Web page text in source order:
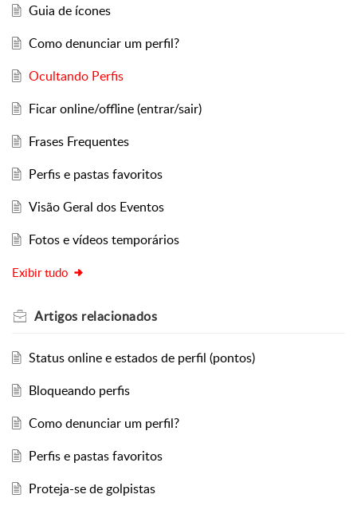
Guia de ícones
Como denunciar um perfil?
Ocultando Perfis
Ficar online/offline (entrar/sair)
Frases Frequentes
Perfis e pastas favoritos
Visão Geral dos Eventos
Fotos e vídeos temporários
Exibir tudo
Artigos relacionados
Status online e estados de perfil (pontos)
Bloqueando perfis
Como denunciar um perfil?
Perfis e pastas favoritos
Proteja-se de golpistas